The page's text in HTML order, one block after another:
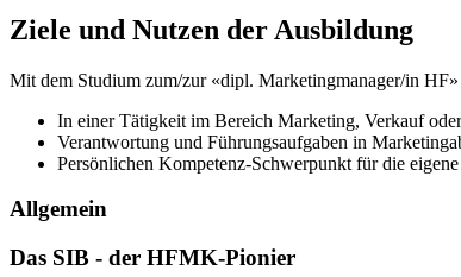
Ziele und Nutzen der Ausbildung
Mit dem Studium zum/zur «dipl. Marketing­manager/in
In einer Tätig­keit im Bereich Marketing, Verkauf
Verant­wortung und Führungs­aufgaben in
Persönlichen Kompetenz-Schwerpunkt für die
Allgemein
Das SIB - der HFMK-Pionier